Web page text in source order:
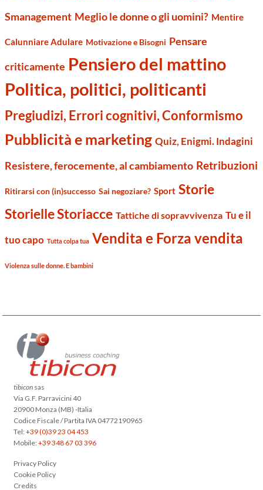
Smanagement Meglio le donne o gli uomini? Mentire
Calunniare Adulare Motivazione e Bisogni Pensare
criticamente Pensiero del mattino
Politica, politici, politicanti
Pregiudizi, Errori cognitivi, Conformismo
Pubblicità e marketing Quiz, Enigmi. Indagini
Resistere, ferocemente, al cambiamento Retribuzioni
Ritirarsi con (in)successo Sai negoziare? Sport Storie
Storielle Storiacce Tattiche di sopravvivenza Tu e il
tuo capo Tutta colpa tua Vendita e Forza vendita
Violenza sulle donne. E bambini
tibicon sas
Via G.F. Parravicini 40
20900 Monza (MB) -Italia
Codice Fiscale / Partita IVA 04772190965
Tel:+39 (0)39 23 04 453
Mobile:+39 348 67 03 396
Privacy Policy
Cookie Policy
Credits